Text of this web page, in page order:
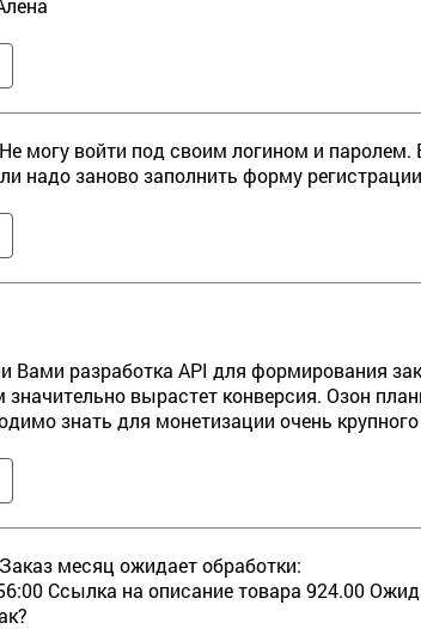
могу войти под своим логином и
надо заново заполнить форму
Вами разработка API для формирования
значительно вырастет конверсия. Озон
знать для монетизации очень
месяц ожидает обработки:
Ссылка на описание товара 924.00